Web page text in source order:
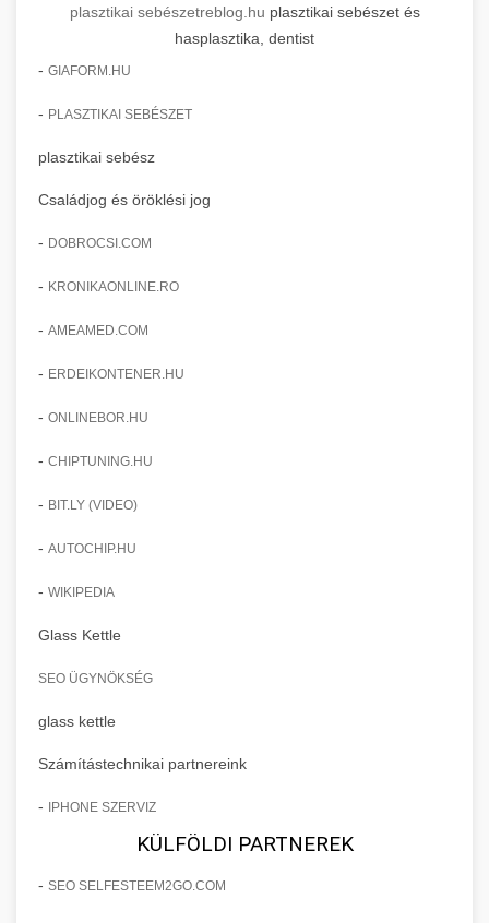
plasztikai sebészetreblog.hu plasztikai sebészet és
hasplasztika, dentist
- GIAFORM.HU
- PLASZTIKAI SEBÉSZET
plasztikai sebész
Családjog és öröklési jog
- DOBROCSI.COM
- KRONIKAONLINE.RO
- AMEAMED.COM
- ERDEIKONTENER.HU
- ONLINEBOR.HU
- CHIPTUNING.HU
- BIT.LY (VIDEO)
- AUTOCHIP.HU
- WIKIPEDIA
Glass Kettle
SEO ÜGYNÖKSÉG
glass kettle
Számítástechnikai partnereink
- IPHONE SZERVIZ
KÜLFÖLDI PARTNEREK
- SEO SELFESTEEM2GO.COM